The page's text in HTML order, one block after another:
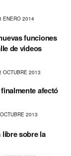
ENERO 2014
funciones
de videos
OCTUBRE 2013
afectó
2013
libre sobre la